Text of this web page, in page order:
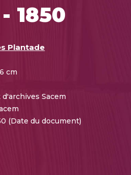
1850
Plantade
cm
Sacem
(Date du document)